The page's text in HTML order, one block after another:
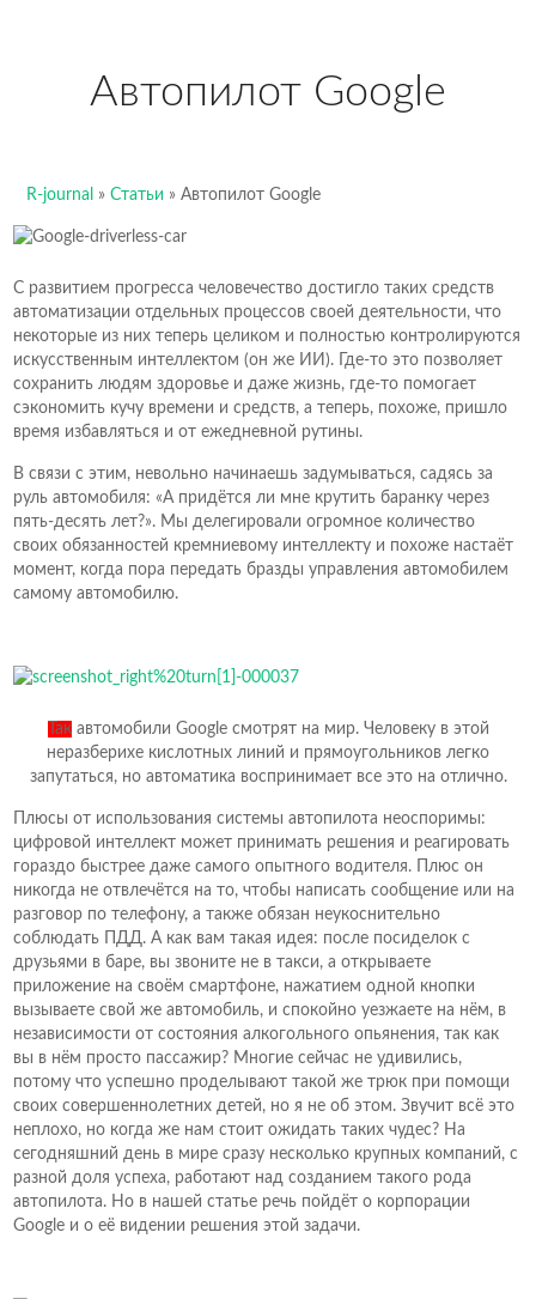
Автопилот Google
R-journal » Cтатьи » Автопилот Google
С развитием прогресса человечество достигло таких средств
автоматизации отдельных процессов своей деятельности, что
некоторые из них теперь целиком и полностью контролируются
искусственным интеллектом (он же ИИ). Где-то это позволяет
сохранить людям здоровье и даже жизнь, где-то помогает
сэкономить кучу времени и средств, а теперь, похоже, пришло
время избавляться и от ежедневной рутины.
В связи с этим, невольно начинаешь задумываться, садясь за
руль автомобиля: «А придётся ли мне крутить баранку через
пять-десять лет?». Мы делегировали огромное количество
своих обязанностей кремниевому интеллекту и похоже настаёт
момент, когда пора передать бразды управления автомобилем
самому автомобилю.
Такавтомобили Google смотрят на мир. Человеку в этой
неразберихе кислотных линий и прямоугольников легко
запутаться, но автоматика воспринимает все это на отлично.
Плюсы от использования системы автопилота неоспоримы:
цифровой интеллект может принимать решения и реагировать
гораздо быстрее даже самого опытного водителя. Плюс он
никогда не отвлечётся на то, чтобы написать сообщение или на
разговор по телефону, а также обязан неукоснительно
соблюдать ПДД. А как вам такая идея: после посиделок с
друзьями в баре, вы звоните не в такси, а открываете
приложение на своём смартфоне, нажатием одной кнопки
вызываете свой же автомобиль, и спокойно уезжаете на нём, в
независимости от состояния алкогольного опьянения, так как
вы в нём просто пассажир? Многие сейчас не удивились,
потому что успешно проделывают такой же трюк при помощи
своих совершеннолетних детей, но я не об этом. Звучит всё это
неплохо, но когда же нам стоит ожидать таких чудес? На
сегодняшний день в мире сразу несколько крупных компаний, с
разной доля успеха, работают над созданием такого рода
автопилота. Но в нашей статье речь пойдёт о корпорации
Google и о её видении решения этой задачи.